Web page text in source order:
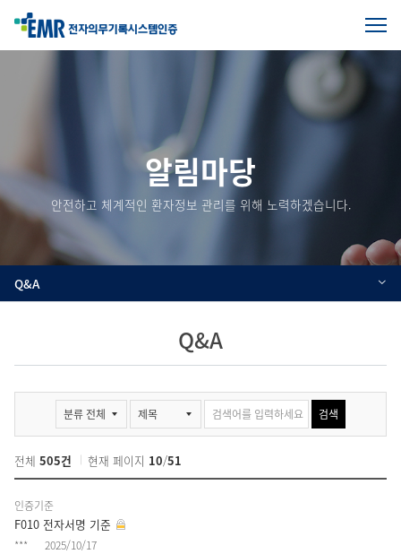
전
체
알림마당
안전하고 체계적인 환자정보 관리를 위해 노력하겠습니다.
Q&A
Q&A
묻고답하기 게시판 검색 검색
전체 505건 현재 페이지 10/51
고
답
인증기준
F010 전자서명 기준
*** 2025/10/17